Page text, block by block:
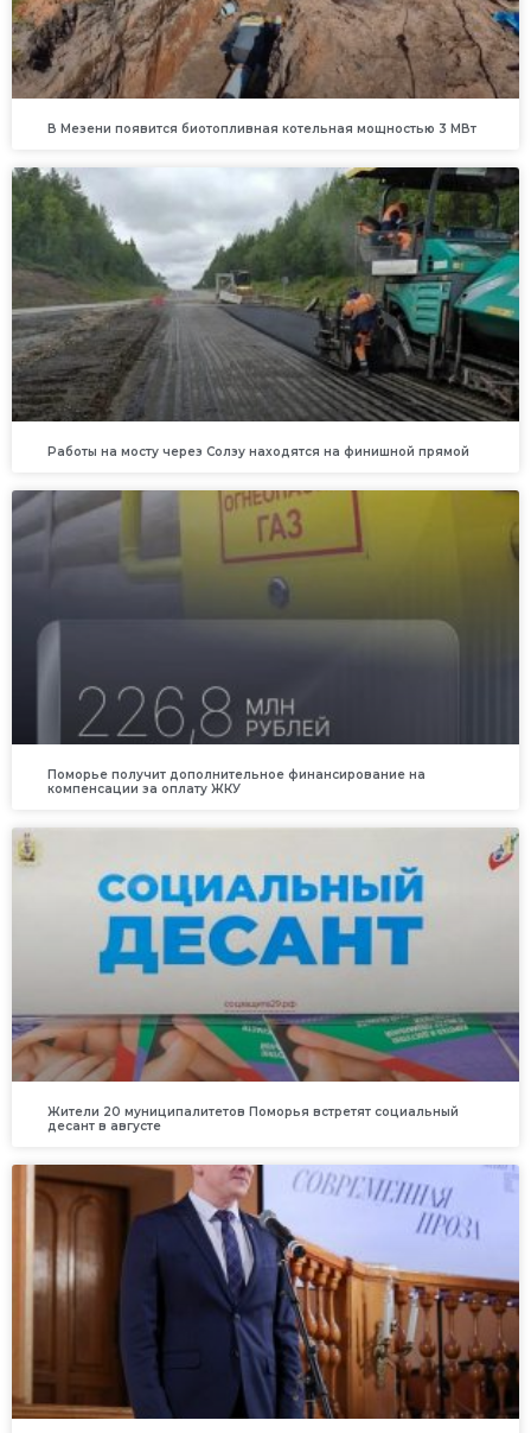
В Мезени появится биотопливная котельная мощностью 3 МВт
Работы на мосту через Солзу находятся на финишной прямой
Поморье получит дополнительное финансирование на
компенсации за оплату ЖКУ
Жители 20 муниципалитетов Поморья встретят социальный
десант в августе